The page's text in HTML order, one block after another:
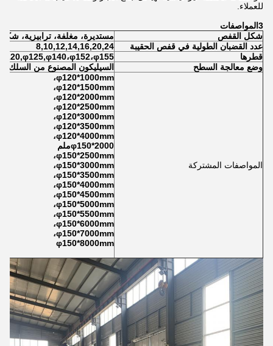
للعملاء.
3المواصفات
شكل القفص
مستديرة، مغلفة، ترابيزية، شكل
عدد القضبان الطولية في قفص الحقيبة
8,10,12,14,16,20,24
قطرها
140،φ152،φ155
وضع معالجة السطح
السيليكون المصنوع من السلك
المواصفات المشتركة
φ120*1000mm،
φ120*1500mm،
φ120*2000mm،
φ120*2500mm،
φ120*3000mm،
φ120*3500mm،
φ120*4000mm،
φ150*2000ملم
φ150*2500mm،
φ150*3000mm،
φ150*3500mm،
φ150*4000mm،
φ150*4500mm،
φ150*5000mm،
φ150*5500mm،
φ150*6000mm،
φ150*7000mm،
φ150*8000mm